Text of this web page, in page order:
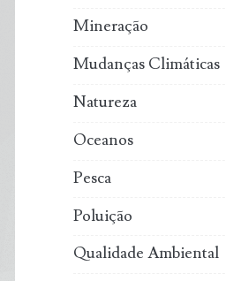
Mineração
Mudanças Climáticas
Natureza
Oceanos
Pesca
Poluição
Qualidade Ambiental